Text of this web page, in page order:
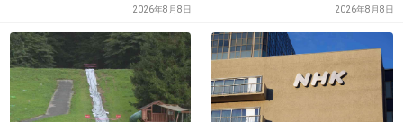
+185
2026年8月8日 2026年8月8日